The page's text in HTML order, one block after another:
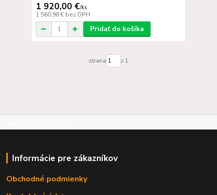
1 920,00 €/ks
1 560,98 € bez DPH
Pridať do košíka
strana z 1
Informácie pre zákazníkov
Obchodné podmienky